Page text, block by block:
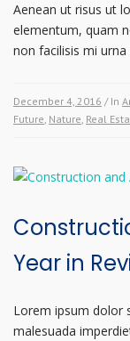
Aenean ut risus ut
elementum, quam
non facilisis mi urna
December 4, 2016 / In
Future, Nature, Real
Year in
Lorem ipsum dolor
malesuada